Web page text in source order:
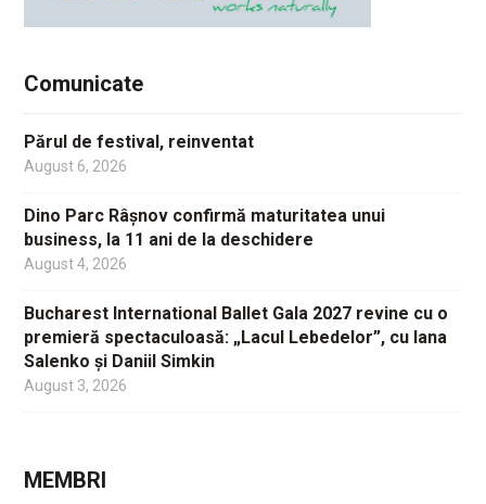
Comunicate
Părul de festival, reinventat
August 6, 2026
Dino Parc Râșnov confirmă maturitatea unui
business, la 11 ani de la deschidere
August 4, 2026
Bucharest International Ballet Gala 2027 revine cu o
premieră spectaculoasă: „Lacul Lebedelor”, cu Iana
Salenko și Daniil Simkin
August 3, 2026
MEMBRI